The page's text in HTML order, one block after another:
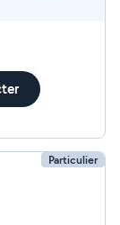
Particulier